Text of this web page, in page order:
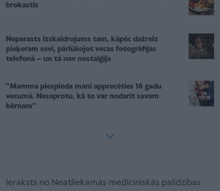
brokastis
Neparasts izskaidrojums tam, kāpēc dažreiz
pieķeram sevi, pārlūkojot vecas fotogrāfijas
telefonā – un tā nav nostalģija
''Mamma piespieda mani apprecēties 16 gadu
vecumā. Nesaprotu, kā to var nodarīt savam
bērnam''
Ieraksts no Neatliekamās medicīniskās palīdzības